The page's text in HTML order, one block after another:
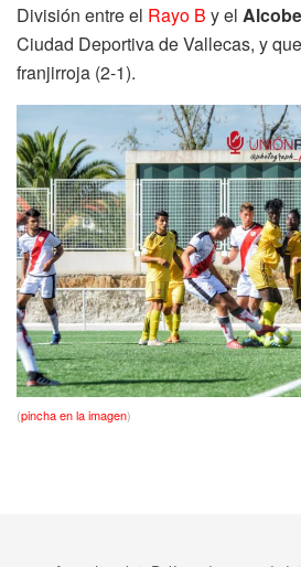
División entre el Rayo B y el
Ciudad Deportiva de Vallecas, y
franjirroja (2-1).
(pincha en la imagen)